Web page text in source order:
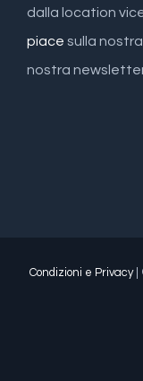
dalla location
piace sulla nostra
nostra
Condizioni e Privacy|